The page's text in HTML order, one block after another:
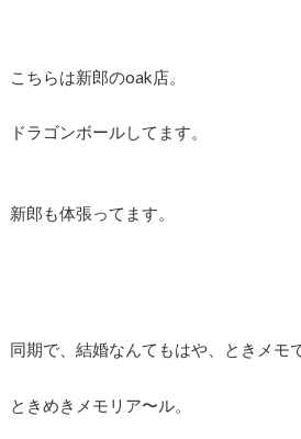
こちらは新郎のoak店。
ドラゴンボールしてます。
新郎も体張ってます。
同期で、結婚なんてもはや、ときメモ
ときめきメモリア〜ル。